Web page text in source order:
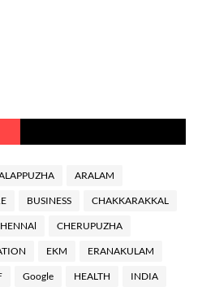
ARALAM
BUSINESS CHAKKARAKKAL
CHERUPUZHA
EKM ERANAKULAM
Google HEALTH INDIA